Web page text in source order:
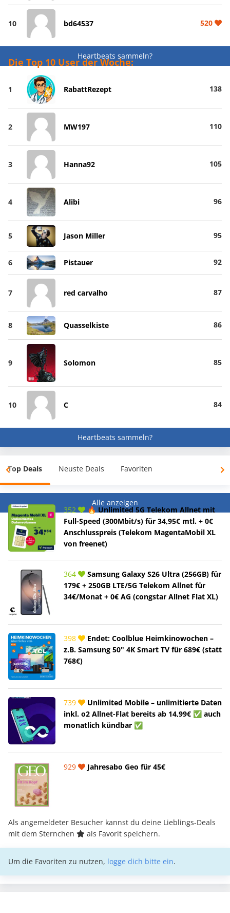
10 bd64537 520
Heartbeats sammeln?
Die Top 10 User der Woche:
1 RabattRezept 138
2 MW197 110
3 Hanna92 105
4 Alibi 96
5 Jason Miller 95
6 Pistauer 92
7 red carvalho 87
8 Quasselkiste 86
9 Solomon 85
10 C 84
Heartbeats sammeln?
Top Deals Neuste Deals Favoriten
Alle anzeigen
352
🔥 Unlimited 5G Telekom Allnet mit
Full-Speed (300Mbit/s) für 34,95€ mtl. + 0€
Anschlusspreis (Telekom MagentaMobil XL
von freenet)
364
Samsung Galaxy S26 Ultra (256GB) für
179€ + 250GB LTE/5G Telekom Allnet für
34€/Monat + 0€ AG (congstar Allnet Flat XL)
398
Endet: Coolblue Heimkinowochen –
z.B. Samsung 50" 4K Smart TV für 689€ (statt
768€)
739
Unlimited Mobile – unlimitierte Daten
inkl. o2 Allnet-Flat bereits ab 14,99€ ✅ auch
monatlich kündbar ✅
929 Jahresabo Geo für 45€
Als angemeldeter Besucher kannst du deine Lieblings-Deals
mit dem Sternchen
als Favorit speichern.
Um die Favoriten zu nutzen, logge dich bitte ein.